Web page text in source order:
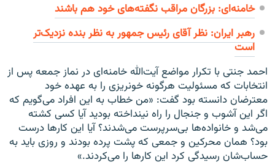
خامنه‌ای: بزرگان مراقب نگفته‌های خود هم باشند
رهبر ایران: نظر آقای رئیس جمهور به نظر بنده نزدیک‌تر
است
احمد جنتی با تکرار مواضع آیت‌الله خامنه‌ای در نماز جمعه پس از
انتخابات که مسئولیت هرگونه خونریزی را به عهده خود
معترضان دانسته بود گفت: «من خطاب به این افراد می‌گویم که
اگر این آشوب و جنجال را راه نینداخته بودید آیا کسی کشته
می‌شد و خانواده‌ها بی‌سرپرست می‌شدند؟ آیا این کارها درست
بود؟ همان محرکین و جمعی که پشت پرده بودند و روزی باید به
حساب‌شان رسیدگی کرد این کارها را می‌کردند.»